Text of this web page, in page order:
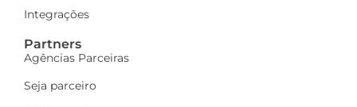
Integrações
Partners
Agências Parceiras
Seja parceiro